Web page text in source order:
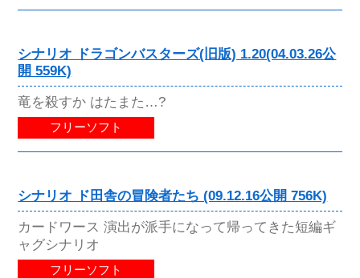
シナリオ ドラゴンバスターズ(旧版) 1.20(04.03.26公
開 559K)
竜を殺すか はたまた…?
フリーソフト
シナリオ ド田舎の冒険者たち (09.12.16公開 756K)
カードワース 演出が派手になって帰ってきた短編ギ
ャグシナリオ
フリーソフト